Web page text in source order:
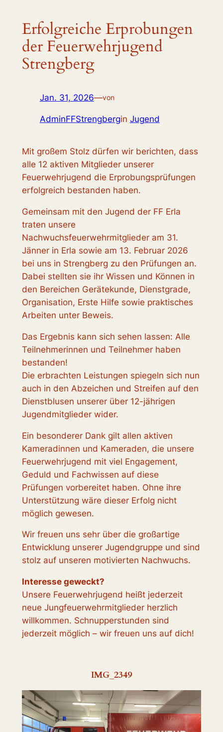
Erfolgreiche Erprobungen
der Feuerwehrjugend
Strengberg
Jan. 31, 2026—von
AdminFFStrengbergin Jugend
Mit großem Stolz dürfen wir berichten, dass
alle 12 aktiven Mitglieder unserer
Feuerwehrjugend die Erprobungsprüfungen
erfolgreich bestanden haben.
Gemeinsam mit den Jugend der FF Erla
traten unsere
Nachwuchsfeuerwehrmitglieder am 31.
Jänner in Erla sowie am 13. Februar 2026
bei uns in Strengberg zu den Prüfungen an.
Dabei stellten sie ihr Wissen und Können in
den Bereichen Gerätekunde, Dienstgrade,
Organisation, Erste Hilfe sowie praktisches
Arbeiten unter Beweis.
Das Ergebnis kann sich sehen lassen: Alle
Teilnehmerinnen und Teilnehmer haben
bestanden!
Die erbrachten Leistungen spiegeln sich nun
auch in den Abzeichen und Streifen auf den
Dienstblusen unserer über 12-jährigen
Jugendmitglieder wider.
Ein besonderer Dank gilt allen aktiven
Kameradinnen und Kameraden, die unsere
Feuerwehrjugend mit viel Engagement,
Geduld und Fachwissen auf diese
Prüfungen vorbereitet haben. Ohne ihre
Unterstützung wäre dieser Erfolg nicht
möglich gewesen.
Wir freuen uns sehr über die großartige
Entwicklung unserer Jugendgruppe und sind
stolz auf unseren motivierten Nachwuchs.
Interesse geweckt?
Unsere Feuerwehrjugend heißt jederzeit
neue Jungfeuerwehrmitglieder herzlich
willkommen. Schnupperstunden sind
jederzeit möglich – wir freuen uns auf dich!
IMG_2349